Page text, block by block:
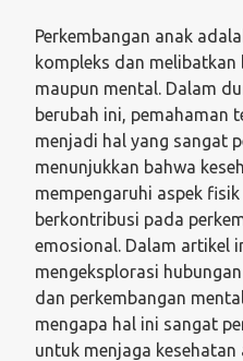
Perkembangan anak
kompleks dan
maupun mental. Dalam
berubah ini, pemahaman
menjadi hal yang sangat
menunjukkan bahwa
mempengaruhi aspek
berkontribusi pada
emosional. Dalam artikel
mengeksplorasi
dan perkembangan
mengapa hal ini sangat
untuk menjaga kesehatan